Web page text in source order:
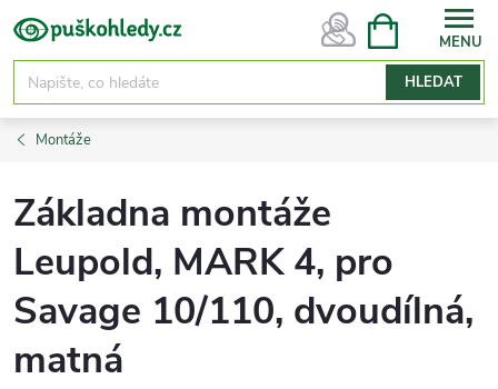
Přejít
na
obsah
HLEDAT
NÁKUPNÍ
Montáže
Základna montáže
Leupold, MARK 4, pro
Savage 10/110, dvoudílná,
matná